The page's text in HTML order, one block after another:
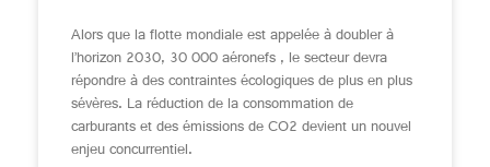
Alors que la flotte mondiale est appelée à doubler à
l’horizon 2030, 30 000 aéronefs , le secteur devra
répondre à des contraintes écologiques de plus en plus
sévères. La réduction de la consommation de
carburants et des émissions de CO2 devient un nouvel
enjeu concurrentiel.